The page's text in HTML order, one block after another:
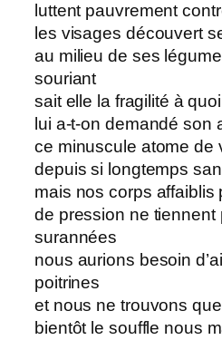
luttent pauvrement
les visages découvert
au milieu de ses
souriant
sait elle la fragilité à
lui a-t-on demandé son
ce minuscule atome de
depuis si longtemps
mais nos corps affaiblis
de pression ne tiennent
surannées
nous aurions besoin
poitrines
et nous ne trouvons que
bientôt le souffle nous